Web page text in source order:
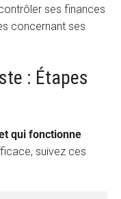
ses finances
concernant ses
: Étapes
qui fonctionne
suivez ces